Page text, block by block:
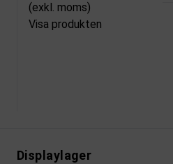
(exkl. moms)
Visa produkten
Displaylager